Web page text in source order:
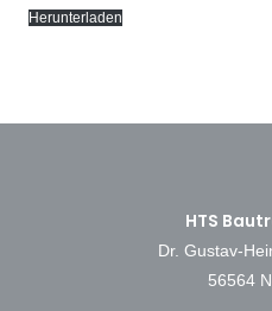
Herunterladen
HTS
Dr. Gustav-
56564